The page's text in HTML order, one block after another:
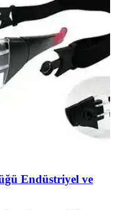
Endüstriyel ve